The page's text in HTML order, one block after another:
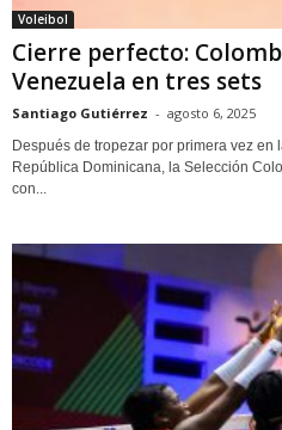
Voleibol
Cierre perfecto:
Venezuela en tres sets
Santiago Gutiérrez - agosto 6, 2025
Después de tropezar por primera vez
República Dominicana, la Selección
con...